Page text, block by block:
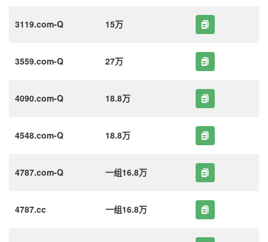
3119.com-Q 15万
3559.com-Q 27万
4090.com-Q 18.8万
4548.com-Q 18.8万
4787.com-Q 一组16.8万
4787.cc 一组16.8万